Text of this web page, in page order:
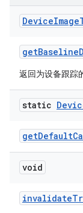
DeviceImage
getBaseline
返回为设备跟踪
static
getDefault
void
invalidate